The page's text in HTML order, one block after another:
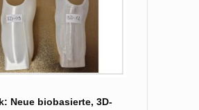
Neue biobasierte, 3D-